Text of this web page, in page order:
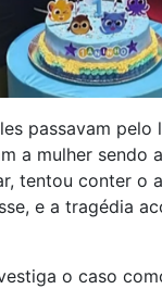
passavam
a mulher sendo
tentou conter o
e a tragédia
o caso